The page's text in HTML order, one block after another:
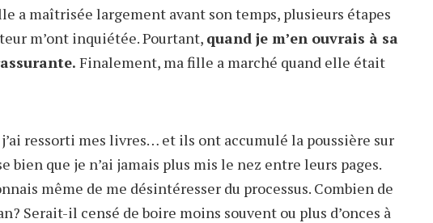
a maîtrisée largement avant son temps, plusieurs étapes
m’ont inquiétée. Pourtant, quand je m’en ouvrais à sa
Finalement, ma fille a marché quand elle était
ressorti mes livres… et ils ont accumulé la poussière sur
bien que je n’ai jamais plus mis le nez entre leurs pages.
même de me désintéresser du processus. Combien de
Serait-il censé de boire moins souvent ou plus d’onces à